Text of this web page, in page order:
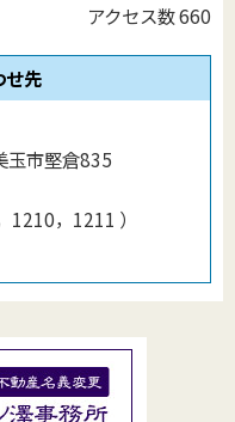
アクセス数660
せ先
玉市堅倉835
1210，1211 ）